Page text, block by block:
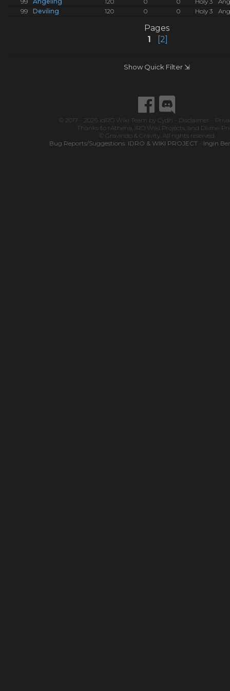
99
Deviling 120 0 0 Holy 3
Pages
1
[2]
Show Quick Filter ⇲
© 2017 - 2026 idRO Wiki Team by Cydh Disclaimer
Thanks to rAthena iRO Wiki Projects, and Divine-
© Gravindo & Gravity. All rights reserved
Bug Reports/Suggestions: IDRO & WIKI PROJECT- Ingin